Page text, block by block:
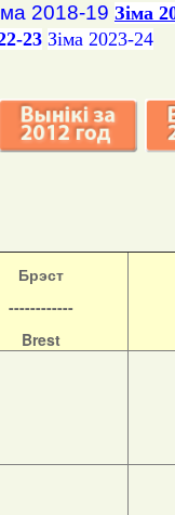
2018-19 Зіма
23 Зіма 2023-24
Брэст
------------
Brest